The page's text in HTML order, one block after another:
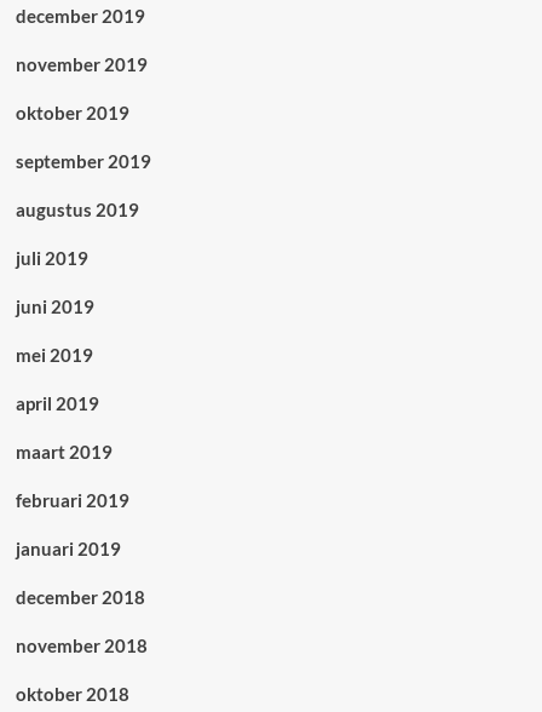
december 2019
november 2019
oktober 2019
september 2019
augustus 2019
juli 2019
juni 2019
mei 2019
april 2019
maart 2019
februari 2019
januari 2019
december 2018
november 2018
oktober 2018